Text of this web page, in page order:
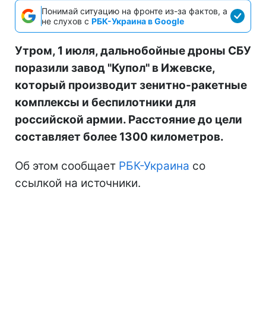
Понимай ситуацию на фронте из-за фактов, а
не слухов с РБК-Украина в Google
Утром, 1 июля, дальнобойные дроны СБУ
поразили завод "Купол" в Ижевске,
который производит зенитно-ракетные
комплексы и беспилотники для
российской армии. Расстояние до цели
составляет более 1300 километров.
Об этом сообщает РБК-Украина со
ссылкой на источники.